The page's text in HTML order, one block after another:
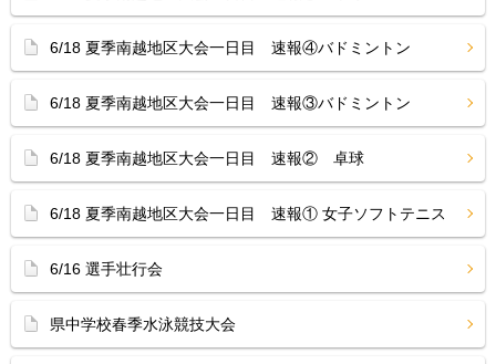
6/18 夏季南越地区大会一日目 速報④バドミントン
6/18 夏季南越地区大会一日目 速報③バドミントン
6/18 夏季南越地区大会一日目 速報② 卓球
6/18 夏季南越地区大会一日目 速報① 女子ソフトテニス
6/16 選手壮行会
県中学校春季水泳競技大会